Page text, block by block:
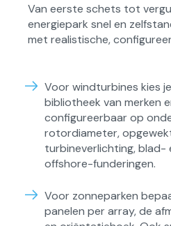
Van eerste schets tot
energiepark snel en
met realistische,
Voor windturbines kies
bibliotheek van merken
configureerbaar op
rotordiameter,
turbineverlichting, blad-
offshore-funderingen.
Voor zonneparken
panelen per array, de